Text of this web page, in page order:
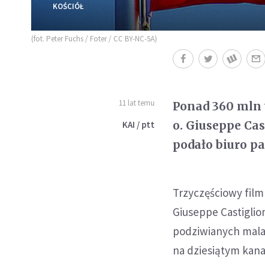
KOŚCIÓŁ
(fot. Peter Fuchs / Foter / CC BY-NC-SA)
11 lat temu
KAI / ptt
Ponad 360
o. Giuseppe
podało biuro
Trzyczęściowy
Giuseppe
podziwianych
na dziesiątym